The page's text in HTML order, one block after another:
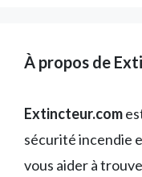
À propos de
Extincteur.com
sécurité incendie
vous aider à